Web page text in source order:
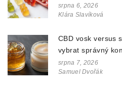
doplňcích
srpna 6, 2026
Klára Slavíková
CBD vosk versus
vybrat správný
srpna 7, 2026
Samuel Dvořák